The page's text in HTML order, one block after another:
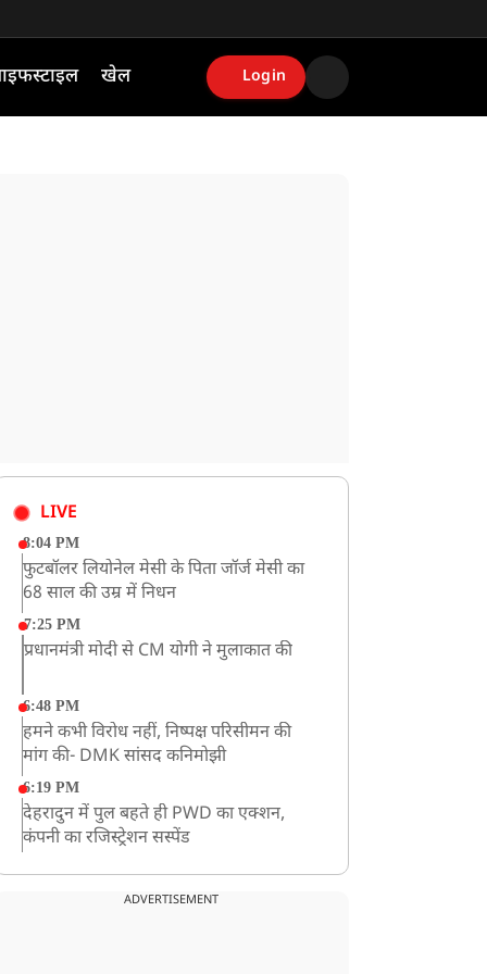
खेल Login
LIVE
8:04 PM
फुटबॉलर लियोनेल मेसी के पिता जॉर्ज मेसी का
68 साल की उम्र में निधन
7:25 PM
प्रधानमंत्री मोदी से CM योगी ने मुलाकात की
6:48 PM
हमने कभी विरोध नहीं, निष्पक्ष परिसीमन की
मांग की- DMK सांसद कनिमोझी
6:19 PM
देहरादुन में पुल बहते ही PWD का एक्शन,
कंपनी का रजिस्ट्रेशन सस्पेंड
खराब मौसम की चेतावनी के कारण अमरनाथ
ADVERTISEMENT